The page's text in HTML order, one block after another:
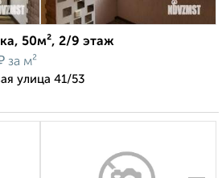
50м², 2/9 этаж
за м²
улица 41/53